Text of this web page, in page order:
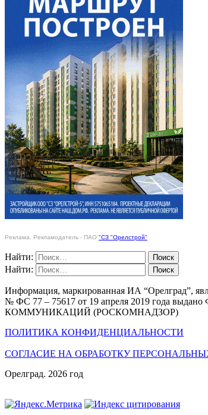
Реклама. Рекламодатель - ПАО "СЗ "Орелстрой"
Найти:
Найти:
Информация, маркированная ИА “Орелград”,
№ ФС 77 – 75617 от 19 апреля 2019
КОММУНИКАЦИЙ (РОСКОМНАДЗОР)
ПОЛИТИКА КОНФИДЕНЦИАЛЬНОСТИ
СОГЛАСИЕ НА ОБРАБОТКУ
Орелград. 2026 год